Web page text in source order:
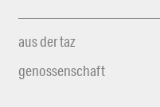
aus der taz
genossenschaft